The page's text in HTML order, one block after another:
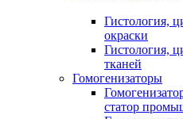
Гистология,
окраски
Гистология,
тканей
Гомогенизаторы
статор